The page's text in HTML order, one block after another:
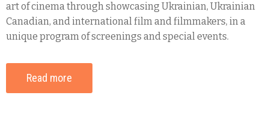
art of cinema through showcasing Ukrainian, Ukrainian
Canadian, and international film and filmmakers, in a
unique program of screenings and special events.
Read more